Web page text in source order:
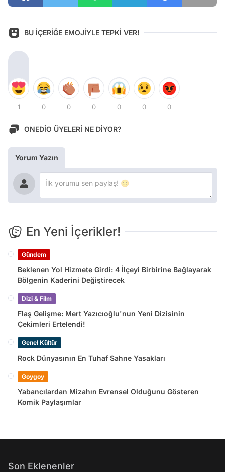
BU İÇERİĞE EMOJİYLE TEPKİ VER!
1 0 0 0 0 0 0
ONEDİO ÜYELERİ NE DİYOR?
Yorum Yazın
En Yeni İçerikler!
Gündem
Beklenen Yol Hizmete Girdi: 4 İlçeyi Birbirine Bağlayarak
Bölgenin Kaderini Değiştirecek
Dizi & Film
Flaş Gelişme: Mert Yazıcıoğlu'nun Yeni Dizisinin
Çekimleri Ertelendi!
Genel Kültür
Rock Dünyasının En Tuhaf Sahne Yasakları
Goygoy
Yabancılardan Mizahın Evrensel Olduğunu Gösteren
Komik Paylaşımlar
Son Eklenenler